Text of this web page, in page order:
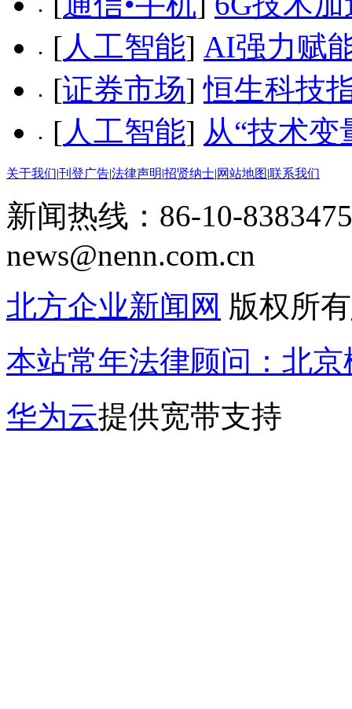
[人工智能] AI强力赋
[证券市场]恒生科技
[人工智能] 从“技术变
关于我们|刊登广告|法律声明|招贤纳士|网站地图|联系我们
新闻热线：86-10-
news@nenn.com.cn
北方企业新闻网 版权所有
本站常年法律顾问：北
华为云提供宽带支持